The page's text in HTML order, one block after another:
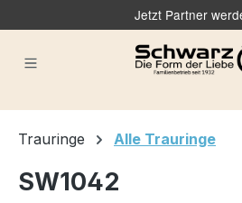
Jetzt Partner
Trauringe Alle Trauringe
SW1042